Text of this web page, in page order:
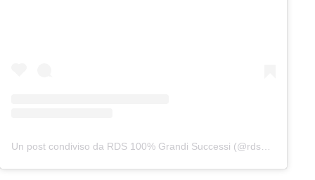
Un post condiviso da RDS 100% Grandi Successi (@rds_official)